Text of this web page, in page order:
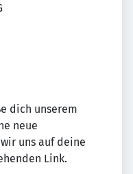
dich unserem
neue
uns auf deine
Link.